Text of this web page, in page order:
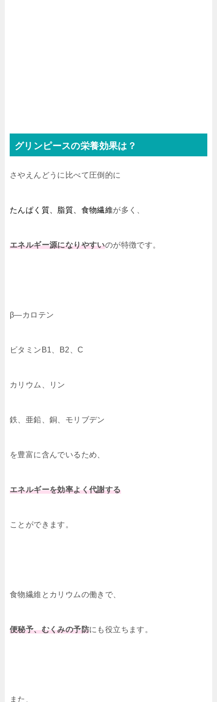
グリンピースの栄養効果は？
さやえんどうに比べて圧倒的に
たんぱく質、脂質、食物繊維が多く、
エネルギー源になりやすいのが特徴です。
β―カロテン
ビタミンB1、B2、C
カリウム、リン
鉄、亜鉛、銅、モリブデン
を豊富に含んでいるため、
エネルギーを効率よく代謝する
ことができます。
食物繊維とカリウムの働きで、
便秘予、むくみの予防にも役立ちます。
また、